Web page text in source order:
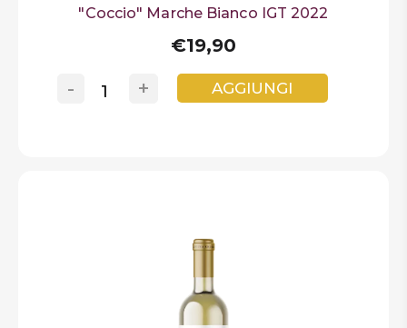
"Coccio" Marche Bianco IGT 2022
€19,90
+
- AGGIUNGI